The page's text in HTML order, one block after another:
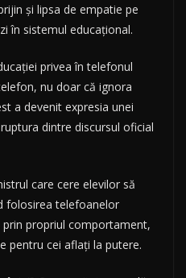
și lipsa de empatie pe
în sistemul educațional.
privea în telefonul
nu doar că ignora
a devenit expresia unei
dintre discursul oficial
care cere elevilor să
folosirea telefoanelor
propriul comportament,
pentru cei aflați la putere.